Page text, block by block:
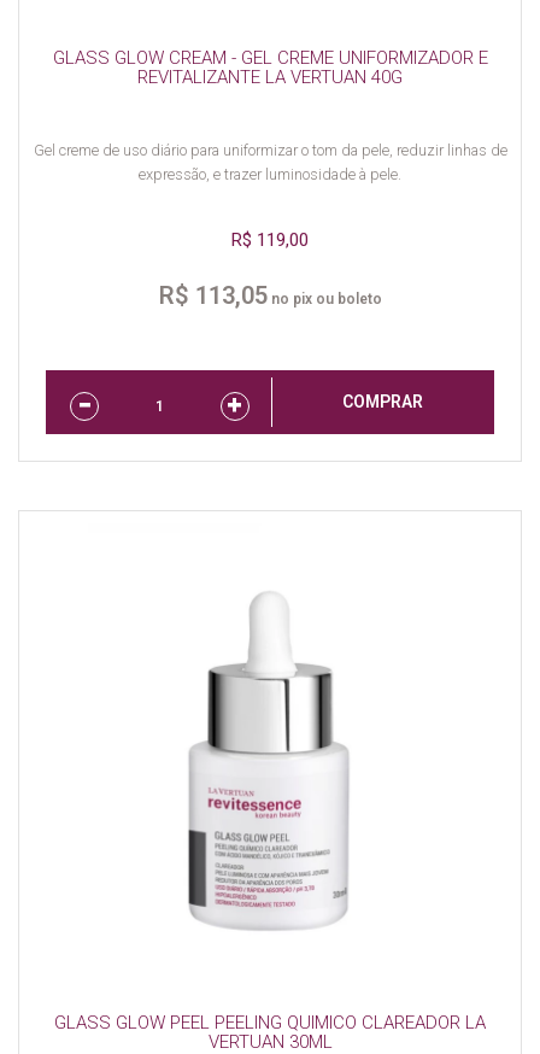
GLASS GLOW CREAM - GEL CREME UNIFORMIZADOR E
REVITALIZANTE LA VERTUAN 40G
Gel creme de uso diário para uniformizar o tom da pele, reduzir linhas de
expressão, e trazer luminosidade à pele.
R$ 119,00
R$ 113,05no pix ou boleto
COMPRAR
GLASS GLOW PEEL PEELING QUIMICO CLAREADOR LA
VERTUAN 30ML